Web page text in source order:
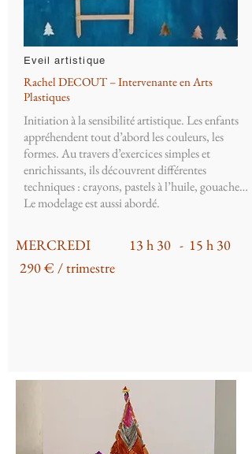
Eveil artistique
Rachel DECOUT – Intervenante en Arts
Plastiques
Initiation à la sensibilité artistique. Les enfants
appréhendent tout d’abord les couleurs, les
formes. Au travers d’exercices simples et
enrichissants, ils découvrent différentes
techniques : crayons, pastels à l’huile, gouache…
Le modelage est aussi abordé.
MERCREDI 13 h 30 - 15 h 30
290 € / trimestre